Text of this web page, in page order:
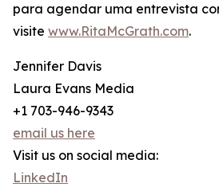
para agendar uma entrevista
visite www.RitaMcGrath.com.
Jennifer Davis
Laura Evans Media
+1 703-946-9343
email us here
Visit us on social media:
LinkedIn